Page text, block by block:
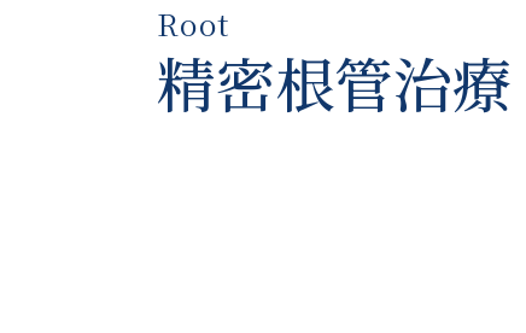
Root
精密根管治療